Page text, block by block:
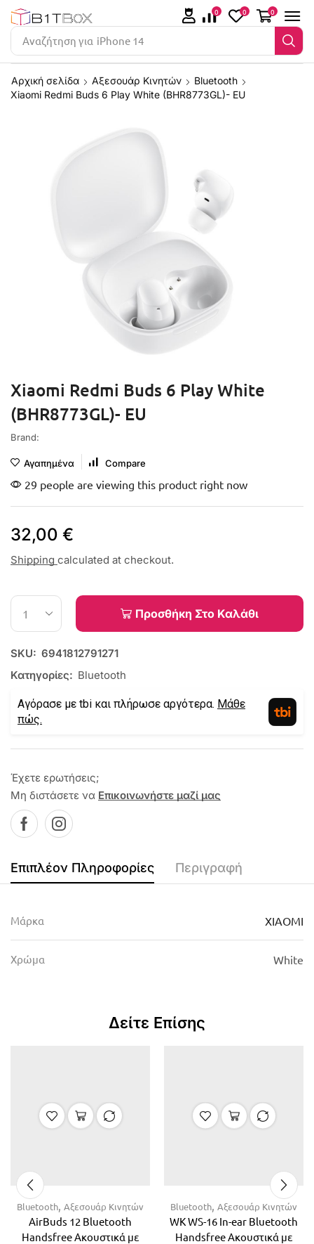
Αναζήτηση για iPhone 14
0 0 0
Αρχική σελίδα Αξεσουάρ Κινητών
Bluetooth
Xiaomi Redmi Buds 6 Play White (BHR8773GL)- EU
Xiaomi Redmi Buds 6 Play White
(BHR8773GL)- EU
Brand:
Αγαπημένα Compare
29 people are viewing this product right now
32,00 €
Shipping calculated at checkout.
Προσθήκη Στο Καλάθι
SKU: 6941812791271
Κατηγορίες: Bluetooth
Αγόρασε με tbi και πλήρωσε αργότερα. Μάθε
πώς.
Έχετε ερωτήσεις;
Μη διστάσετε να Επικοινωνήστε μαζί μας
Επιπλέον Πληροφορίες Περιγραφή
Μάρκα XIAOMI
Χρώμα White
Δείτε Επίσης
Bluetooth Αξεσουάρ Κινητών
AirBuds 12 Bluetooth
Handsfree Ακουστικά με
Bluetooth Αξεσουάρ Κινητών
WK WS-16 In-ear Bluetooth
Handsfree Ακουστικά με